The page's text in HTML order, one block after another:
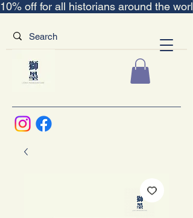
10% off for all historians around the